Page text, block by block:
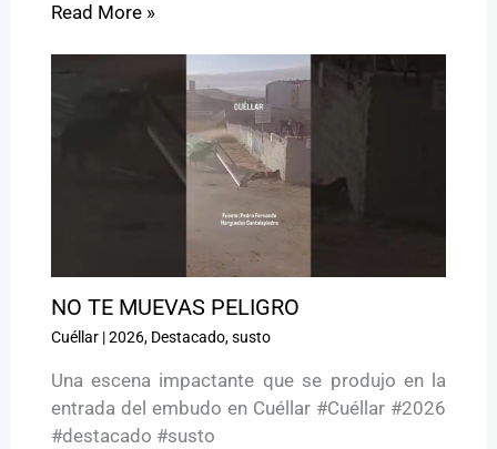
Read More »
NO TE MUEVAS PELIGRO ️
Cuéllar|2026, Destacado,susto
Una escena impactante que se produjo en la
entrada del embudo en Cuéllar #Cuéllar #2026
#destacado #susto